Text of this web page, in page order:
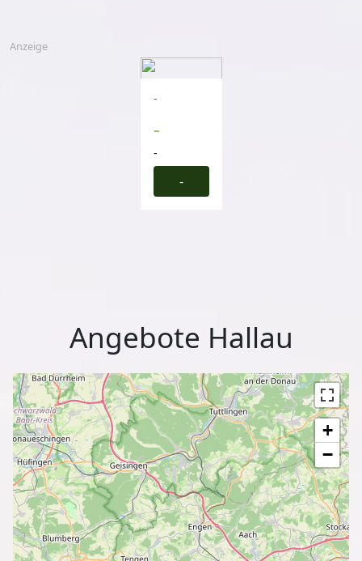
Anzeige
-
-
-
-
Angebote Hallau
+
−